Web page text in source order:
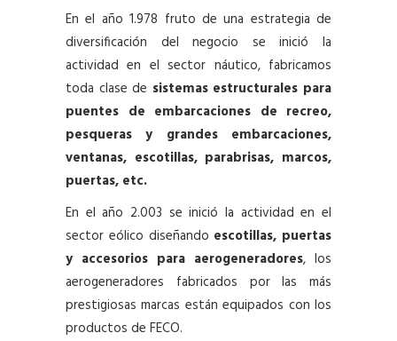
En el año 1.978 fruto de una estrategia de
diversificación del negocio se inició la
actividad en el sector náutico, fabricamos
toda clase de sistemas estructurales para
puentes de embarcaciones de recreo,
pesqueras y grandes embarcaciones,
ventanas, escotillas, parabrisas, marcos,
puertas, etc.
En el año 2.003 se inició la actividad en el
sector eólico diseñando escotillas, puertas
y accesorios para aerogeneradores, los
aerogeneradores fabricados por las más
prestigiosas marcas están equipados con los
productos de FECO.